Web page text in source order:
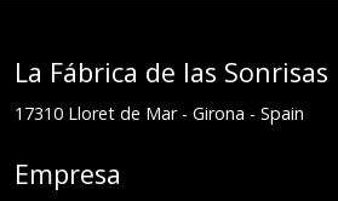
La Fábrica de las Sonrisas
17310 Lloret de Mar- Girona - Spain
Empresa